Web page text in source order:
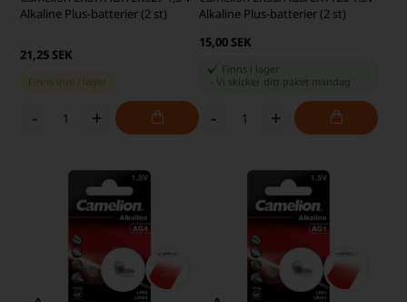
Alkaline Plus-batterier (2 st)
21,25 SEK
Finns inte i lager
- +
Alkaline Plus-batterier (2 st)
15,00 SEK
Finns i lager
Vi skicker ditt paket mandag
- +